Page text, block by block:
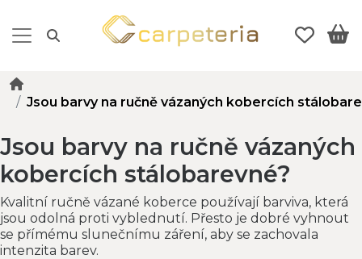
Jsou barvy na ručně vázaných kobercích
Jsou barvy na ručně vázaných
kobercích stálobarevné?
Kvalitní ručně vázané koberce používají barviva, která
jsou odolná proti vyblednutí. Přesto je dobré vyhnout
se přímému slunečnímu záření, aby se zachovala
intenzita barev.